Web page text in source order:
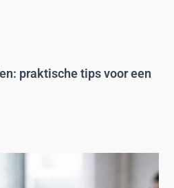
praktische tips voor een